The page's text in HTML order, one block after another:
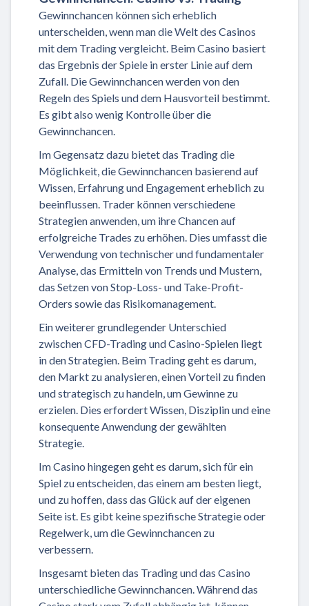
Gewinnchancen können sich erheblich
unterscheiden, wenn man die Welt des Casinos
mit dem Trading vergleicht. Beim Casino basiert
das Ergebnis der Spiele in erster Linie auf dem
Zufall. Die Gewinnchancen werden von den
Regeln des Spiels und dem Hausvorteil bestimmt.
Es gibt also wenig Kontrolle über die
Gewinnchancen.
Im Gegensatz dazu bietet das Trading die
Möglichkeit, die Gewinnchancen basierend auf
Wissen, Erfahrung und Engagement erheblich zu
beeinflussen. Trader können verschiedene
Strategien anwenden, um ihre Chancen auf
erfolgreiche Trades zu erhöhen. Dies umfasst die
Verwendung von technischer und fundamentaler
Analyse, das Ermitteln von Trends und Mustern,
das Setzen von Stop-Loss- und Take-Profit-
Orders sowie das Risikomanagement.
Ein weiterer grundlegender Unterschied
zwischen CFD-Trading und Casino-Spielen liegt
in den Strategien. Beim Trading geht es darum,
den Markt zu analysieren, einen Vorteil zu finden
und strategisch zu handeln, um Gewinne zu
erzielen. Dies erfordert Wissen, Disziplin und eine
konsequente Anwendung der gewählten
Strategie.
Im Casino hingegen geht es darum, sich für ein
Spiel zu entscheiden, das einem am besten liegt,
und zu hoffen, dass das Glück auf der eigenen
Seite ist. Es gibt keine spezifische Strategie oder
Regelwerk, um die Gewinnchancen zu
verbessern.
Insgesamt bieten das Trading und das Casino
unterschiedliche Gewinnchancen. Während das